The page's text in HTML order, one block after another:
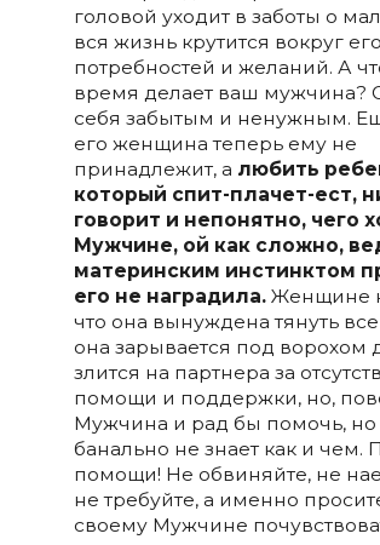
головой уходит в заботы о
вся жизнь крутится вокруг его
потребностей и желаний. А
время делает ваш мужчина?
себя забытым и ненужным.
его женщина теперь ему не
принадлежит, а любить
который спит-плачет-ест,
говорит и непонятно, чего
Мужчине, ой как сложно,
материнским инстинктом
его не наградила.Женщине
что она вынуждена тянуть
она зарывается под ворохом
злится на партнера за
помощи и поддержки, но,
Мужчина и рад бы помочь, но
банально не знает как и чем.
помощи! Не обвиняйте, не
не требуйте, а именно
своему Мужчине